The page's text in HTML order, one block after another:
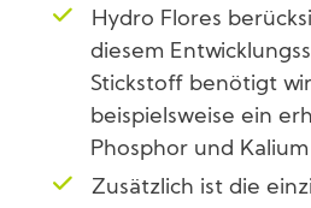
Hydro Flores
diesem
Stickstoff benötigt
beispielsweise ein
Phosphor und
Zusätzlich ist die